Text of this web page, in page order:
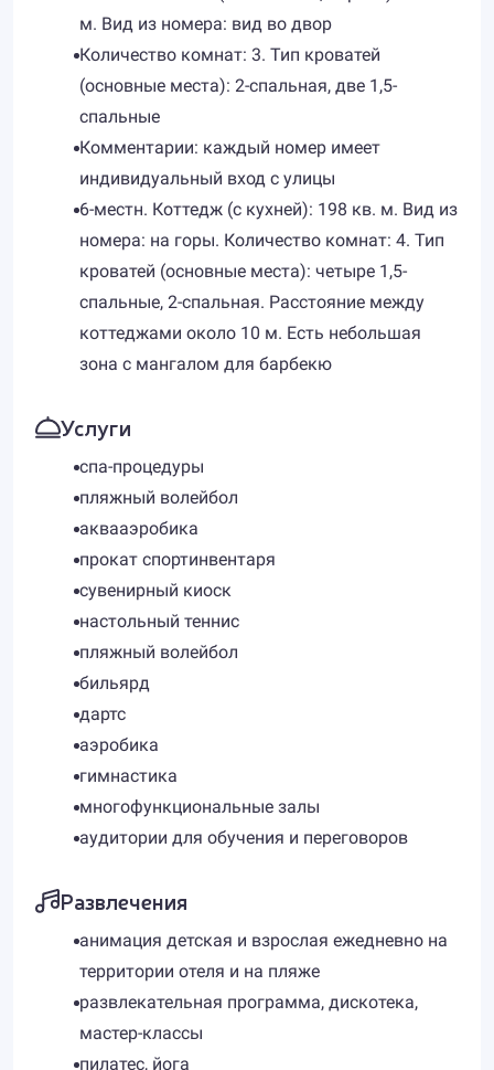
м. Вид из номера: вид во двор
Количество комнат: 3. Тип кроватей
(основные места): 2-спальная, две 1,5-
спальные
Комментарии: каждый номер имеет
индивидуальный вход с улицы
6-местн. Коттедж (с кухней): 198 кв. м. Вид из
номера: на горы. Количество комнат: 4. Тип
кроватей (основные места): четыре 1,5-
спальные, 2-спальная. Расстояние между
коттеджами около 10 м. Есть небольшая
зона с мангалом для барбекю
Услуги
спа-процедуры
пляжный волейбол
аквааэробика
прокат спортинвентаря
сувенирный киоск
настольный теннис
пляжный волейбол
бильярд
дартс
аэробика
гимнастика
многофункциональные залы
аудитории для обучения и переговоров
Развлечения
анимация детская и взрослая ежедневно на
территории отеля и на пляже
развлекательная программа, дискотека,
мастер-классы
пилатес, йога